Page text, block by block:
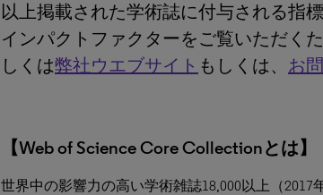
以上掲載された学術誌に付与される指標
インパクトファクターをご覧いただく
しくは弊社ウエブサイト もしくは、 お
【Web of Science Core Collectionとは】
世界中の影響力の高い学術雑誌18,000以上（